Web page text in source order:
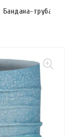
Бандана-труба